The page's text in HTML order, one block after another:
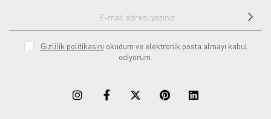
Gizlilik politikasını okudum ve elektronik posta almayı kabul
ediyorum.